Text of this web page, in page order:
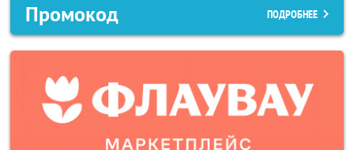
Промокод ПОДРОБНЕЕ